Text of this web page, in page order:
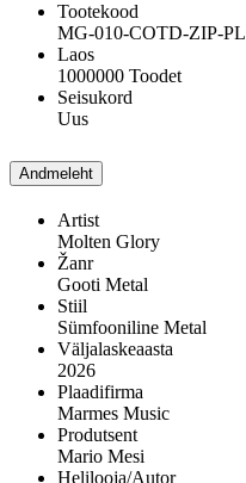
Tootekood
MG-010-COTD-ZIP-PL
Laos
1000000 Toodet
Seisukord
Uus
Andmeleht
Artist
Molten Glory
Žanr
Gooti Metal
Stiil
Sümfooniline Metal
Väljalaskeaasta
2026
Plaadifirma
Marmes Music
Produtsent
Mario Mesi
Helilooja/Autor